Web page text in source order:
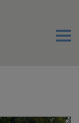
Menu